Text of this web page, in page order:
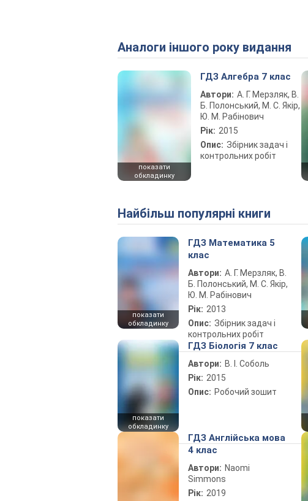
Аналоги іншого року видання
показати
обкладинку
ГДЗ Алгебра 7 клас
Автори: А. Г. Мерзляк, В.
Б. Полонський, М. С. Якір,
Ю. М. Рабінович
Рік: 2015
Опис: Збірник задач і
контрольних робіт
Найбільш популярні книги
показати
обкладинку
ГДЗ Математика 5
клас
Автори: А. Г. Мерзляк, В.
Б. Полонський, М. С. Якір,
Ю. М. Рабінович
Рік: 2013
Опис: Збірник задач і
контрольних робіт
показати
обкладинку
ГДЗ Біологія 7 клас
Автори: В. І. Соболь
Рік: 2015
Опис: Робочий зошит
ГДЗ Англійська мова
4 клас
Автори: Naomi
Simmons
Рік: 2019